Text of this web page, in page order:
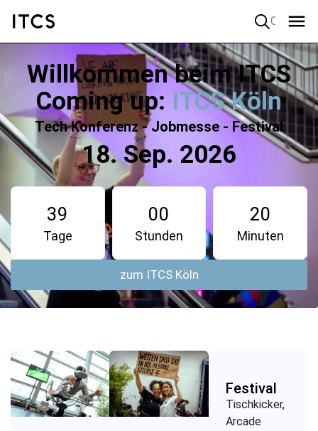
Willkommen beim ITCS
Coming up: ITCS Köln
Tech Konferenz - Jobmesse - Festival
18. Sep. 2026
39
Tage
00
Stunden
20
Minuten
zum ITCS Köln
Festival
Tischkicker,
Arcade